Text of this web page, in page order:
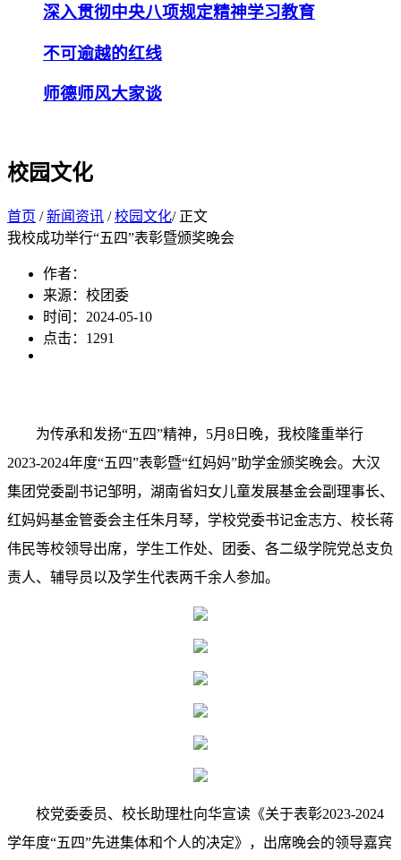
深入贯彻中央八项规定精神学习教育
不可逾越的红线
师德师风大家谈
校园文化
首页 /新闻资讯 /校园文化/ 正文
我校成功举行“五四”表彰暨颁奖晚会
作者：
来源：校团委
时间：2024-05-10
点击： 1291
为传承和发扬“五四”精神，5月8日晚，我校隆重举行
2023-2024年度“五四”表彰暨“红妈妈”助学金颁奖晚会。 大汉
集团党委副书记邹明， 湖南省妇女儿童发展基金会副理事长、
红妈妈基金管委会主任朱月琴，学校党委书记金志方、校长蒋
伟民等校领导出席，学生工作处、团委、各二级学院党总支负
责人、辅导员以及学生代表两千余人参加。
校党委委员、校长助理杜向华宣读《关于表彰2023-2024
学年度“五四”先进集体和个人的决定》，出席晚会的领导嘉宾